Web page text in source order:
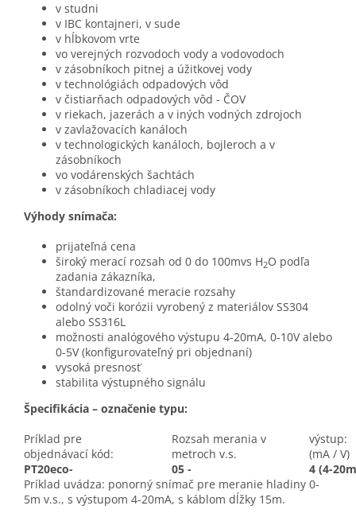
v studni
v IBC kontajneri, v sude
v hĺbkovom vrte
vo verejných rozvodoch vody a vodovodoch
v zásobníkoch pitnej a úžitkovej vody
v technológiách odpadových vôd
v čistiarňach odpadových vôd - ČOV
v riekach, jazerách a v iných vodných zdrojoch
v zavlažovacích kanáloch
v technologických kanáloch, bojleroch a v
zásobníkoch
vo vodárenských šachtách
v zásobníkoch chladiacej vody
Výhody snímača:
prijateľná cena
široký merací rozsah od 0 do 100mvs H2O podľa
zadania zákazníka,
štandardizované meracie rozsahy
odolný voči korózii vyrobený z materiálov SS304
alebo SS316L
možnosti analógového výstupu 4-20mA, 0-10V alebo
0-5V (konfigurovateľný pri objednaní)
vysoká presnosť
stabilita výstupného signálu
Špecifikácia – označenie typu:
Príklad pre
objednávací kód:
Rozsah merania v
metroch v.s.
výstup:
(mA / V)
PT20eco-
05 -
4 (4-
Príklad uvádza: ponorný snímač pre meranie hladiny 0-
5m v.s., s výstupom 4-20mA, s káblom dĺžky 15m.